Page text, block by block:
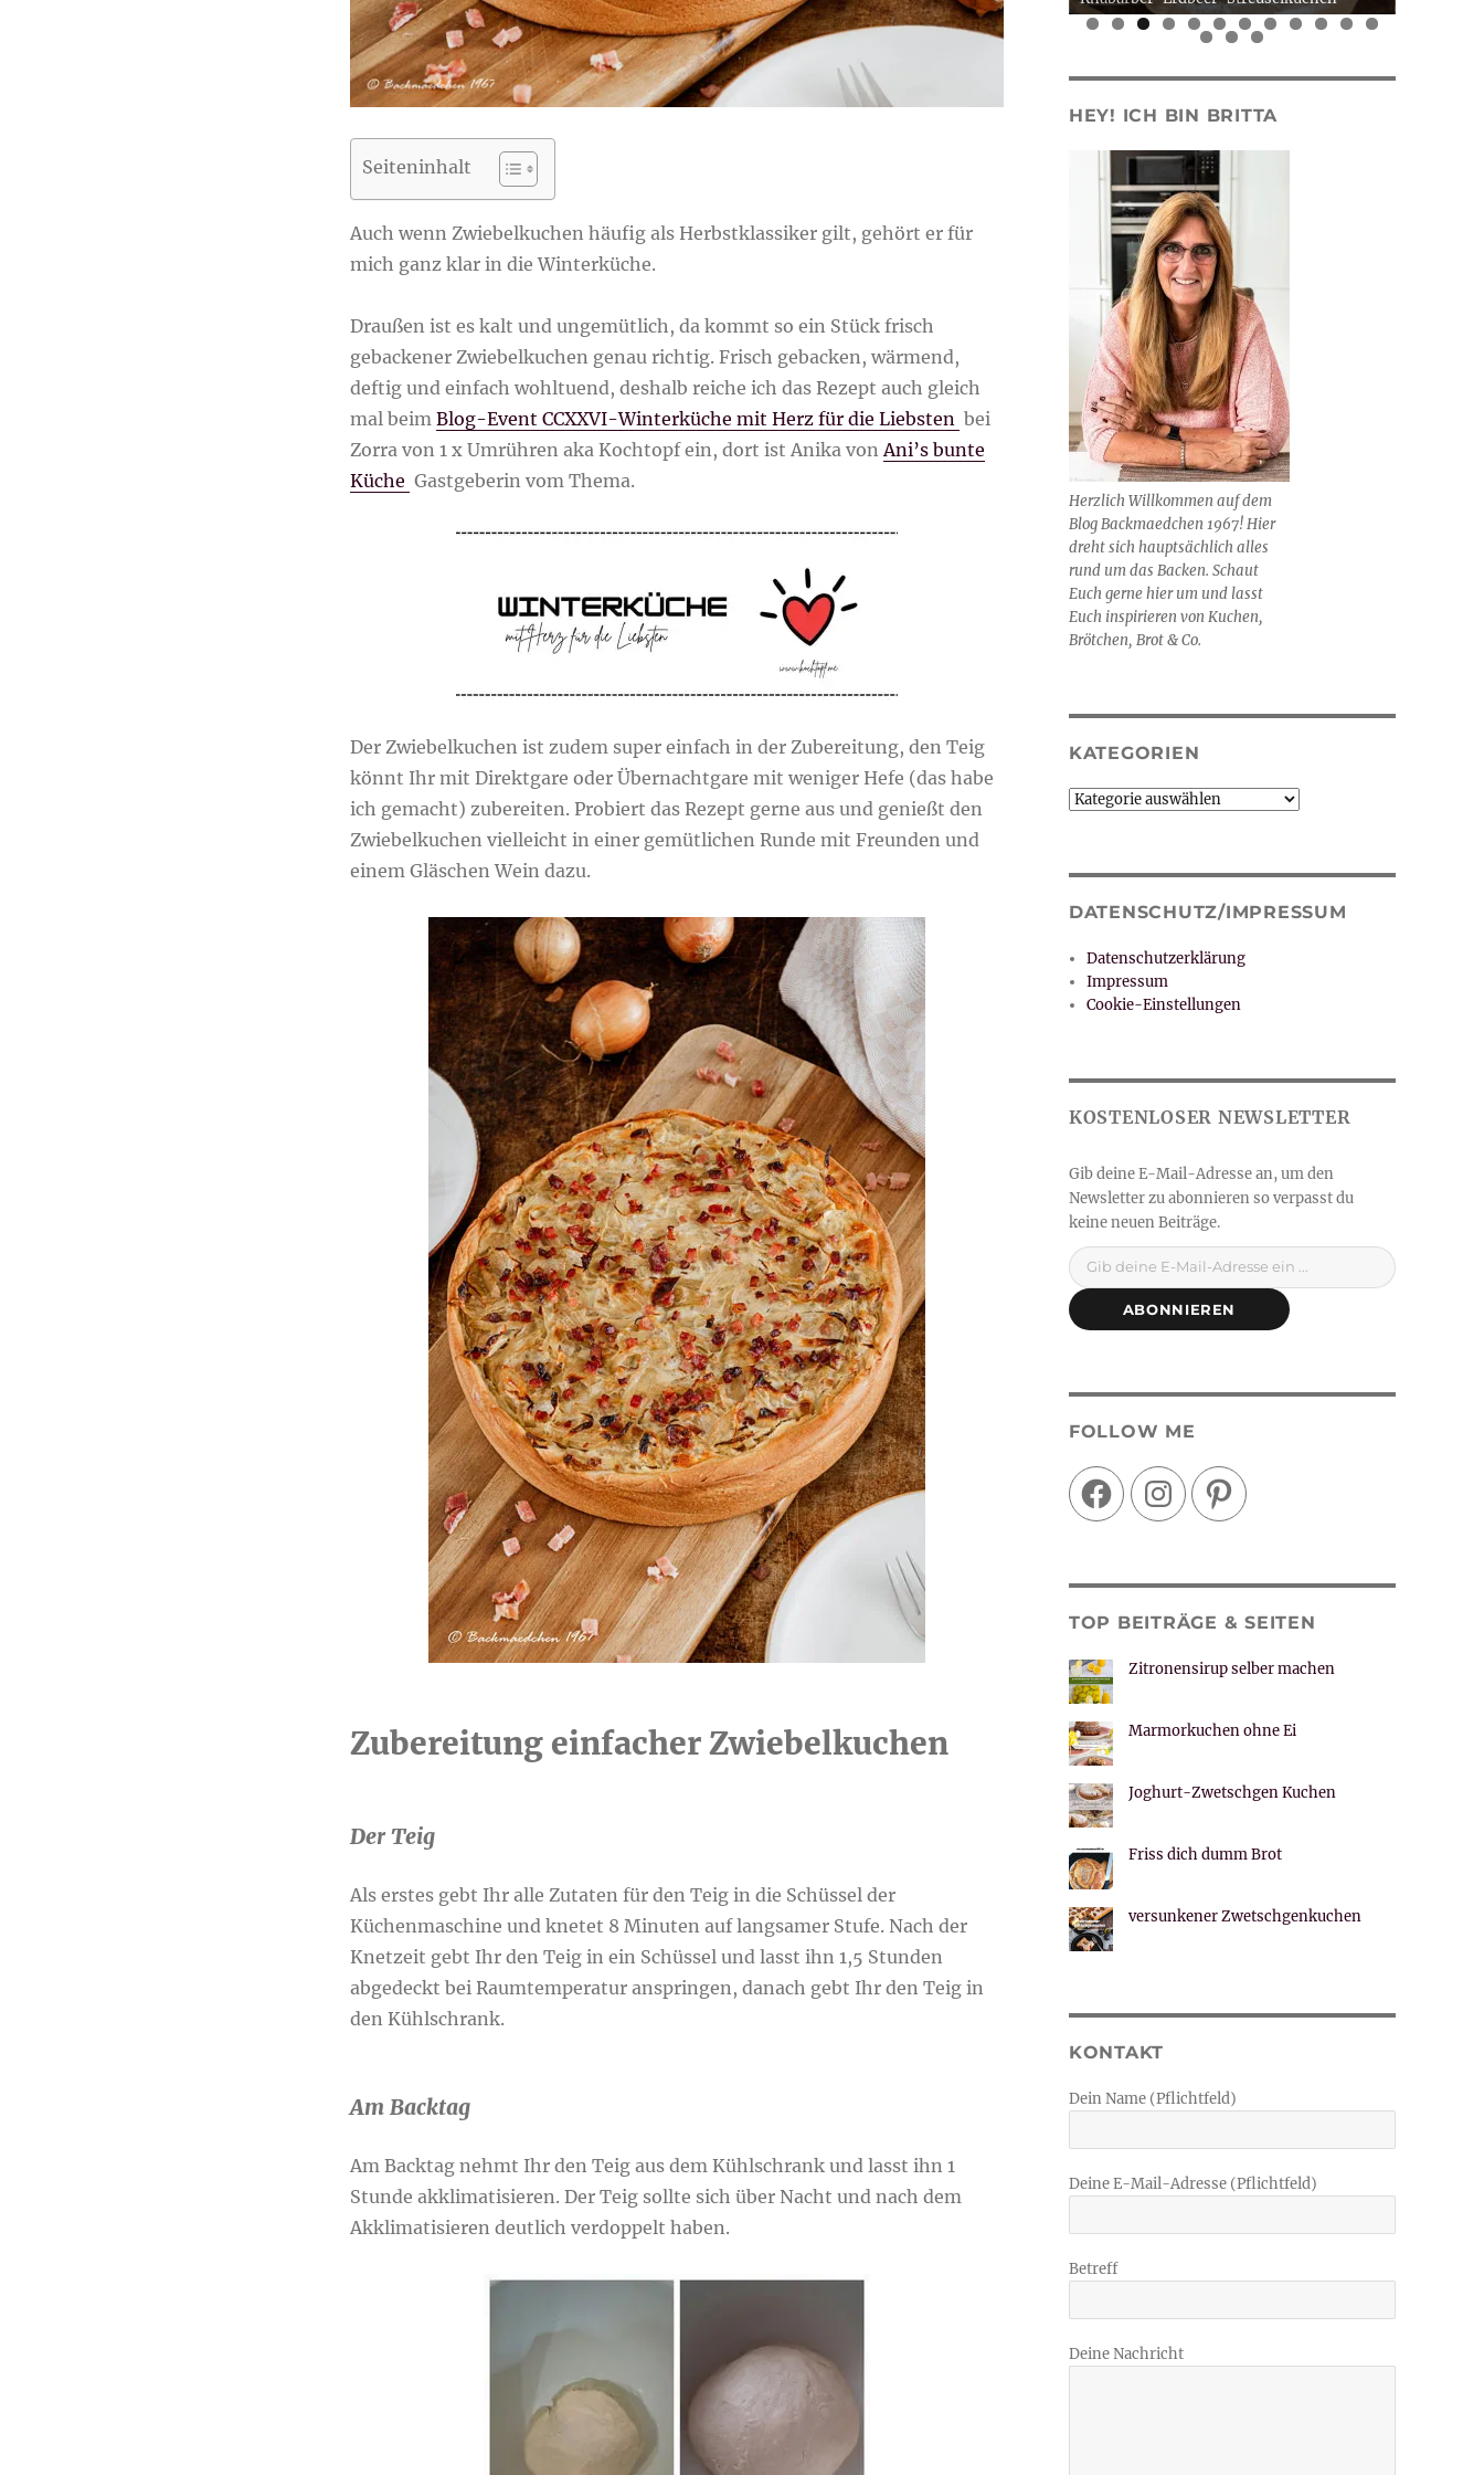
Seiteninhalt
Auch wenn Zwiebelkuchen häufig als Herbstklassiker gilt, gehört er für
mich ganz klar in die Winterküche.
Draußen ist es kalt und ungemütlich, da kommt so ein Stück frisch
gebackener Zwiebelkuchen genau richtig. Frisch gebacken, wärmend,
deftig und einfach wohltuend, deshalb reiche ich das Rezept auch gleich
mal beim Blog-Event CCXXVI-Winterküche mit Herz für die Liebsten bei
Zorra von 1 x Umrühren aka Kochtopf ein, dort ist Anika von Ani’s bunte
Küche Gastgeberin vom Thema.
Der Zwiebelkuchen ist zudem super einfach in der Zubereitung, den Teig
könnt Ihr mit Direktgare oder Übernachtgare mit weniger Hefe (das habe
ich gemacht) zubereiten. Probiert das Rezept gerne aus und genießt den
Zwiebelkuchen vielleicht in einer gemütlichen Runde mit Freunden und
einem Gläschen Wein dazu.
Zubereitung einfacher Zwiebelkuchen
Der Teig
Als erstes gebt Ihr alle Zutaten für den Teig in die Schüssel der
Küchenmaschine und knetet 8 Minuten auf langsamer Stufe. Nach der
Knetzeit gebt Ihr den Teig in ein Schüssel und lasst ihn 1,5 Stunden
abgedeckt bei Raumtemperatur anspringen, danach gebt Ihr den Teig in
den Kühlschrank.
Am Backtag
Am Backtag nehmt Ihr den Teig aus dem Kühlschrank und lasst ihn 1
Stunde akklimatisieren. Der Teig sollte sich über Nacht und nach dem
Akklimatisieren deutlich verdoppelt haben.
0
1 2
3 4 5
HEY! ICH BIN BRITTA
Herzlich Willkommen auf dem
Blog Backmaedchen 1967! Hier
dreht sich hauptsächlich alles
rund um das Backen. Schaut
Euch gerne hier um und lasst
Euch inspirieren von Kuchen,
Brötchen, Brot & Co.
KATEGORIEN
Kategorien
DATENSCHUTZ/IMPRESSUM
Datenschutzerklärung
Impressum
Cookie-Einstellungen
Gib deine E-Mail-Adresse ein ...
ABONNIEREN
FOLLOW ME
FacebookInstagramPinterest
TOP BEITRÄGE & SEITEN
Zitronensirup selber machen
Marmorkuchen ohne Ei
Joghurt-Zwetschgen Kuchen
Friss dich dumm Brot
versunkener Zwetschgenkuchen
KONTAKT
Dein Name (Pflichtfeld)
Deine E-Mail-Adresse (Pflichtfeld)
Betreff
Deine Nachricht